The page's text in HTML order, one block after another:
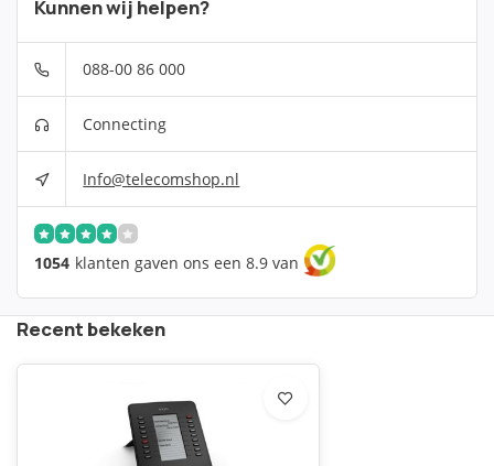
Kunnen wij helpen?
088-00 86 000
Connecting
Info@telecomshop.nl
1054 klanten gaven ons een 8.9 van
Recent bekeken